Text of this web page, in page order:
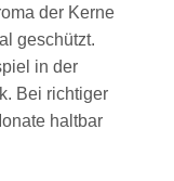
der Kerne
geschützt.
in der
Bei richtiger
haltbar